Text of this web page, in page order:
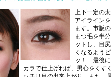
上下一定の
アイライン
ます。市販
まつ毛を半
ットし、目
くなるよう
ッ！ 最後に
カラで仕上げれば、男心をくす